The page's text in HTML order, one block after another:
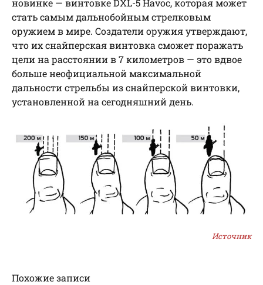
новинке — винтовке DXL-5 Havoc, которая может
стать самым дальнобойным стрелковым
оружием в мире. Создатели оружия утверждают,
что их снайперская винтовка сможет поражать
цели на расстоянии в 7 километров — это вдвое
больше неофициальной максимальной
дальности стрельбы из снайперской винтовки,
установленной на сегодняшний день.
Источник
Похожие записи